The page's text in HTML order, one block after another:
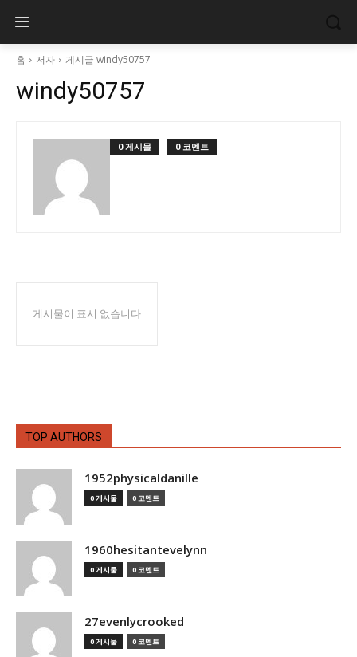
홈 저자 게시글 windy50757
windy50757
0 게시물 0 코멘트
게시물이 표시 없습니다
TOP AUTHORS
1952physicaldanille
0 게시물 0 코멘트
1960hesitantevelynn
0 게시물 0 코멘트
27evenlycrooked
0 게시물 0 코멘트